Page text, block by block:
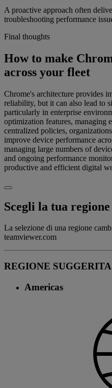
A proactive approach often
troubleshooting performance
Final thoughts
How to make
across your fleet
Chrome's architecture provides
reliability, but it can also lead to
particularly in enterprise
optimization features, managing
centralized policies,
improve device performance
managing large numbers of
and ongoing performance
productive and efficient digital
Scegli la tua regione
La selezione di una regione
teamviewer.com
REGIONE SUGGERITA
Americas